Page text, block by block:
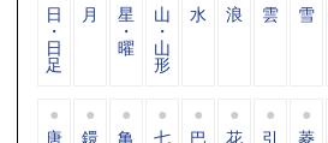
日
・
日
足
月 星
・
曜
山
・
山
形
水 浪 雲 雪
唐 鐶 亀 七 巴 花 引 菱